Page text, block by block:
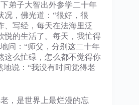
大智出外参学二十年
况，佛光道：“很好，很
、写经，每天在法海里泛
悦的生活了。每天，我忙得
问：“师父，分别这二十年
这么忙碌，怎么都不觉得你
地说：“我没有时间觉得老
世界上最烂漫的忘